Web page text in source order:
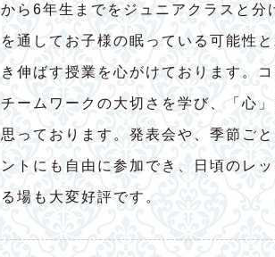
から6年生までをジュニアクラスと分
を通してお子様の眠っている可能性
き伸ばす授業を心がけております。
チームワークの大切さを学び、「心
思っております。発表会や、季節ご
ントにも自由に参加でき、日頃のレ
る場も大変好評です。